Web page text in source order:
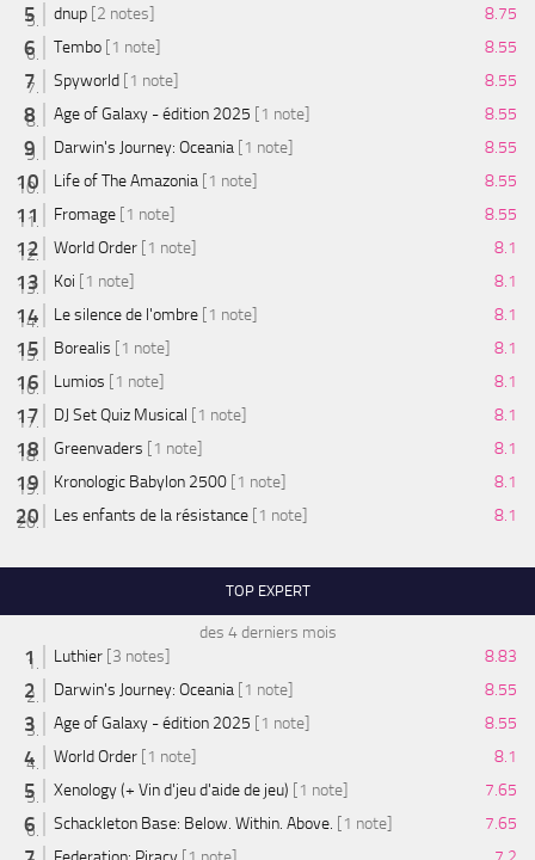
dnup [2 notes]
8.75
Tembo [1 note]
8.55
Spyworld [1 note]
8.55
Age of Galaxy - édition 2025 [1 note]
8.55
Darwin's Journey: Oceania [1 note]
8.55
Life of The Amazonia [1 note]
8.55
Fromage [1 note]
8.55
World Order [1 note]
8.1
Koi [1 note]
8.1
Le silence de l'ombre [1 note]
8.1
Borealis [1 note]
8.1
Lumios [1 note]
8.1
DJ Set Quiz Musical [1 note]
8.1
Greenvaders [1 note]
8.1
Kronologic Babylon 2500 [1 note]
8.1
Les enfants de la résistance [1 note] 8.1
TOP EXPERT
des 4 derniers mois
Luthier [3 notes]
8.83
Darwin's Journey: Oceania [1 note]
8.55
Age of Galaxy - édition 2025 [1 note]
8.55
World Order [1 note]
8.1
Xenology (+ Vin d'jeu d'aide de jeu) [1 note]
7.65
Schackleton Base: Below. Within. Above. [1 note]
7.65